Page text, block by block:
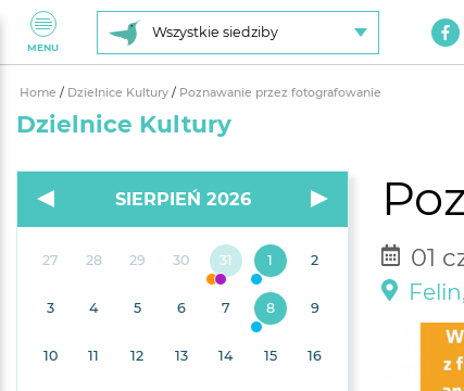
MENU
Wszystkie siedziby
Home / Dzielnice Kultury / Poznawanie przez fotografowanie
Dzielnice Kultury
01
SIERPIEŃ 2026
27 28 29 30 31 1 2
3 4 5 6 7 8 9
10 11 12 13 14 15 16